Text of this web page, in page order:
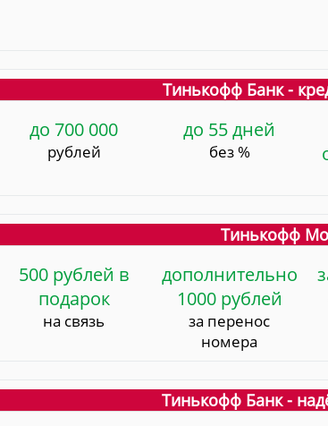
Тинькофф Банк -
до 700 000
рублей
до 55 дней
без %
Тинькофф
500 рублей в
подарок
на связь
дополнительно
1000 рублей
за перенос
номера
Тинькофф Банк -